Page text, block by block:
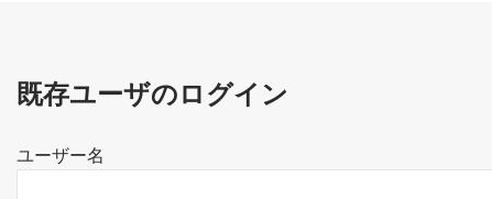
既存ユーザのログイン
ユーザー名